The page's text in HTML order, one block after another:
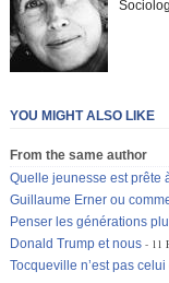
YOU MIGHT ALSO LIKE
From the same author
Quelle jeunesse est prête
Guillaume Erner ou
Penser les générations
Donald Trump et nous
11
Tocqueville n’est pas